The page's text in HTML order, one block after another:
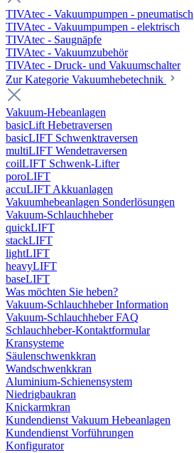
TIVAtec - Vakuumpumpen - pneumatisch
TIVAtec - Vakuumpumpen - elektrisch
TIVAtec - Saugnäpfe
TIVAtec - Vakuumzubehör
TIVAtec - Druck- und Vakuumschalter
Zur Kategorie Vakuumhebetechnik
Vakuum-Hebeanlagen
basicLift Hebetraversen
basicLIFT Schwenktraversen
multiLIFT Wendetraversen
coilLIFT Schwenk-Lifter
poroLIFT
accuLIFT Akkuanlagen
Vakuumhebeanlagen Sonderlösungen
Vakuum-Schlauchheber
quickLIFT
stackLIFT
lightLIFT
heavyLIFT
baseLIFT
Was möchten Sie heben?
Vakuum-Schlauchheber Information
Vakuum-Schlauchheber FAQ
Schlauchheber-Kontaktformular
Kransysteme
Säulenschwenkkran
Wandschwenkkran
Aluminium-Schienensystem
Niedrigbaukran
Knickarmkran
Kundendienst Vakuum Hebeanlagen
Kundendienst Vorführungen
Konfigurator